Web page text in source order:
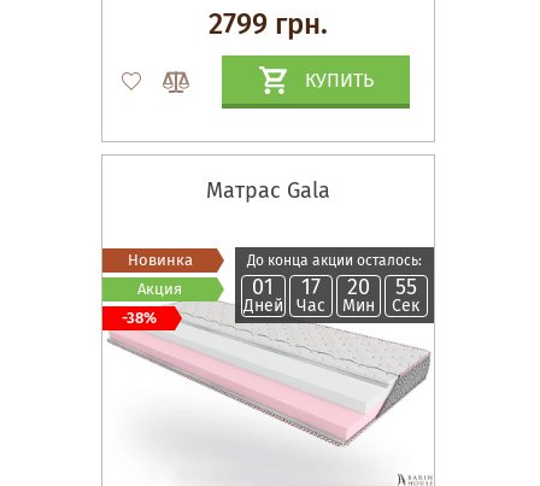
2799 грн.
КУПИТЬ
Матрас Gala
До конца акции осталось:
01
Дней
17
Час
20
Мин
54
Сек
Новинка
Акция
-38%